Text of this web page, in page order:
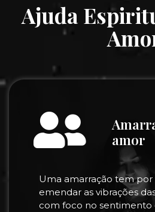
Ajuda
amor
Uma amarração tem por
emendar as vibrações
com foco no sentimento